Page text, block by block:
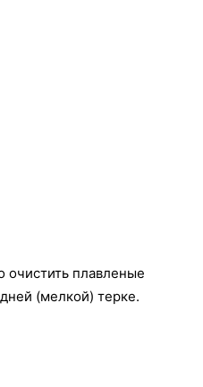
очистить плавленые
(мелкой) терке.